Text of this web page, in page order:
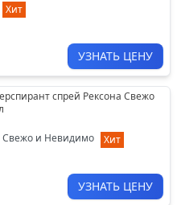
Хит
УЗНАТЬ ЦЕНУ
спрей Рексона Свежо
Свежо и Невидимо
Хит
УЗНАТЬ ЦЕНУ